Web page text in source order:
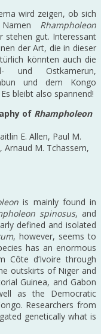
wird zeigen, ob sich
Rhampholeon
stehen gut. Interessant
der Art, die in dieser
könnten auch die
und Ostkamerun,
und dem Kongo
bleibt also spannend!
of Rhampholeon
E. Allen, Paul M.
Arnaud M. Tchassem,
is mainly found in
spinosus, and
defined and isolated
, however, seems to
has an enormous
Côte d’Ivoire through
outskirts of Niger and
Guinea, and Gabon
as the Democratic
Researchers from
genetically what is